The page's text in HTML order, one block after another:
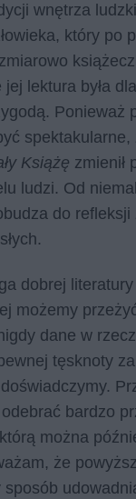
wnętrza
który po
jej lektura była
Ponieważ
spektakularne,
Książę zmienił
ludzi. Od
do refleksji
dobrej
możemy
dane w
tęsknoty
bardzo
można
że